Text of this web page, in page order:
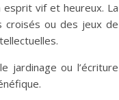
vif et heureux. La
croisés ou des jeux de
jardinage ou l’écriture